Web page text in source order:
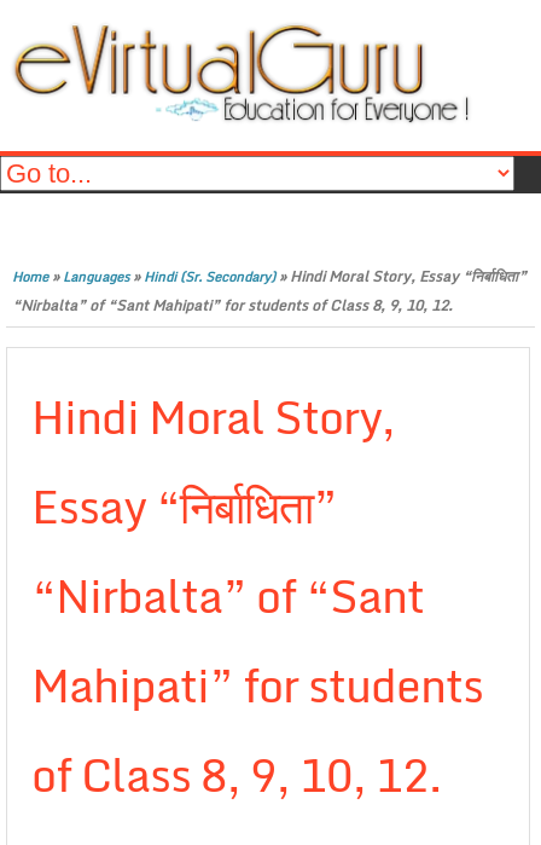
Home»Languages»Hindi (Sr. Secondary)»Hindi Moral Story, Essay “निर्बाधिता”
“Nirbalta” of “Sant Mahipati” for students of Class 8, 9, 10, 12.
Hindi Moral Story,
Essay “निर्बाधिता”
“Nirbalta” of “Sant
Mahipati” for students
of Class 8, 9, 10, 12.